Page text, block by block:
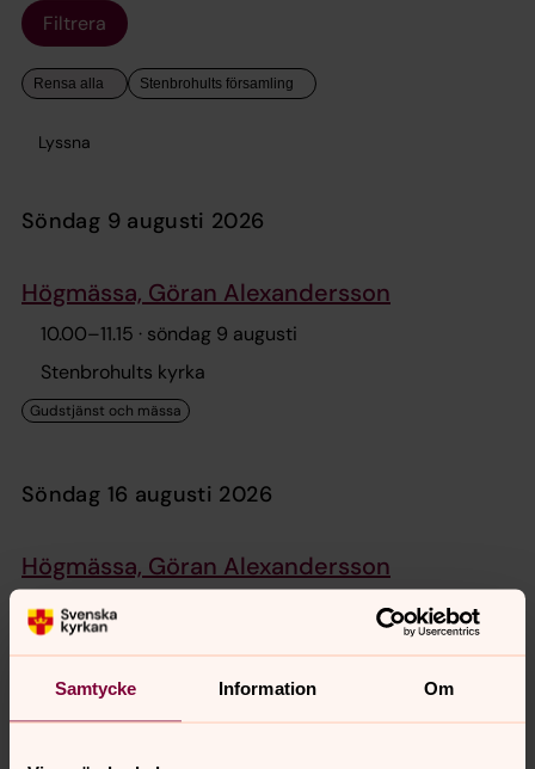
Samtycke Information Om
Filtrera
Lyssna
söndag 9 augusti 2026
Högmässa, Göran Alexandersson
10.00–11.15 · söndag 9 augusti
Stenbrohults kyrka
söndag 16 augusti 2026
Högmässa, Göran Alexandersson
10.00–11.15